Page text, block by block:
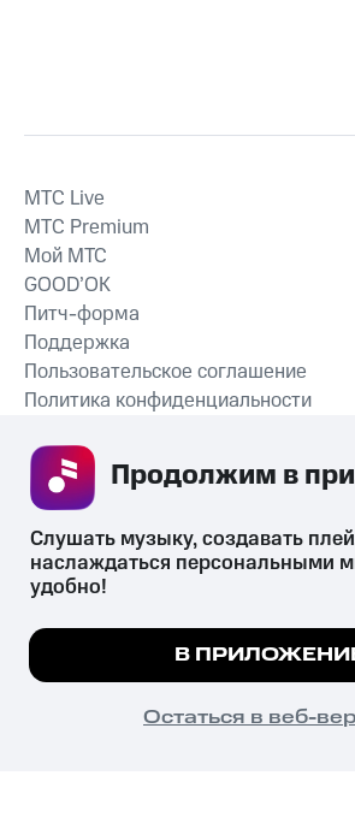
СКАЧАТЬ
MTС Live
MTС Premium
Мой МТС
GOOD’OK
Питч-форма
Поддержка
Пользовательское соглашение
Политика конфиденциальности
психотропных веществ, их аналогов
их незаконный оборот запрещён и влечёт
законодательством ответственность.
© 2026 ООО «КИОН».
Все права защищены
Мы используем куки, чтобы на
Подробнее
ПОНЯТНО
Слушать музыку, создавать
наслаждаться персональными
удобно!
В
Остаться в веб-